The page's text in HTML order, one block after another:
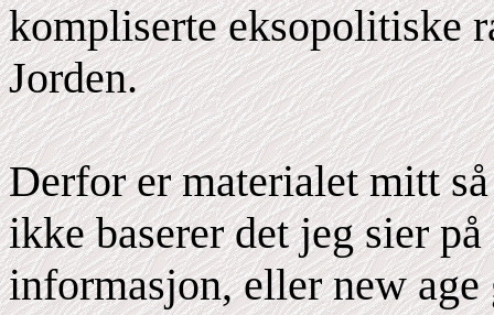
kompliserte eksopolitiske
Jorden.
Derfor er materialet mitt
ikke baserer det jeg sier
informasjon, eller new